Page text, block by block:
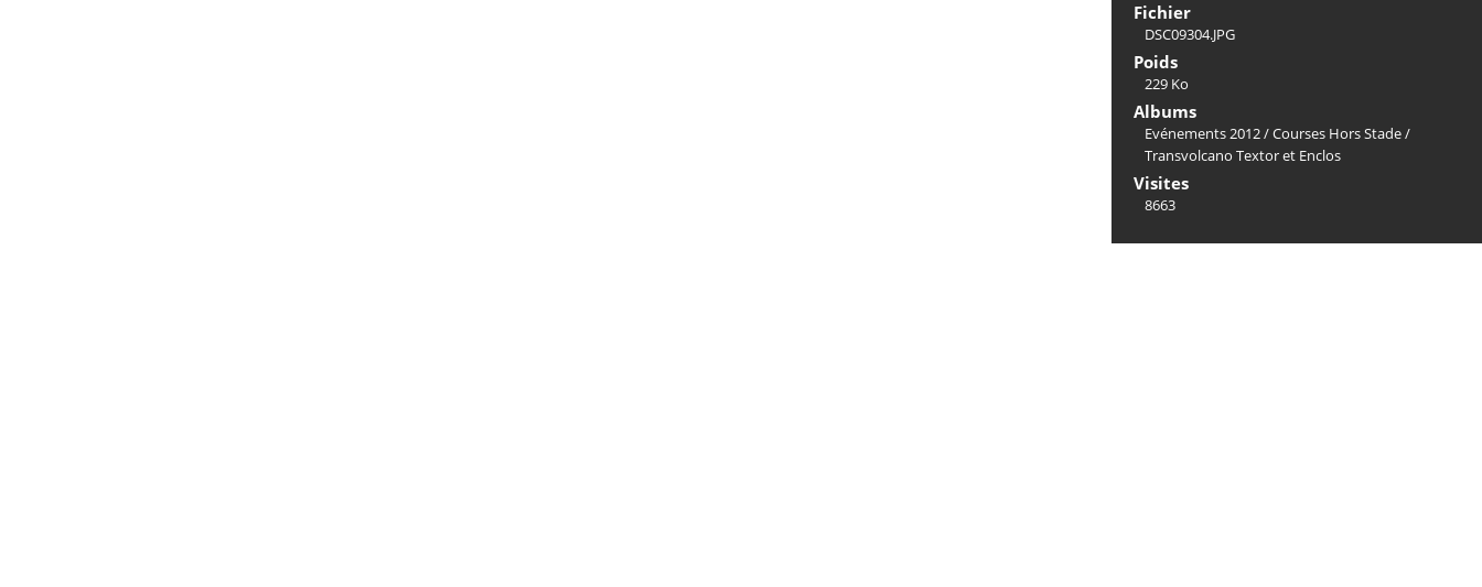
Fichier
DSC09304.JPG
Poids
229 Ko
Albums
Evénements 2012/Courses Hors Stade/
Transvolcano Textor et Enclos
Visites
8663